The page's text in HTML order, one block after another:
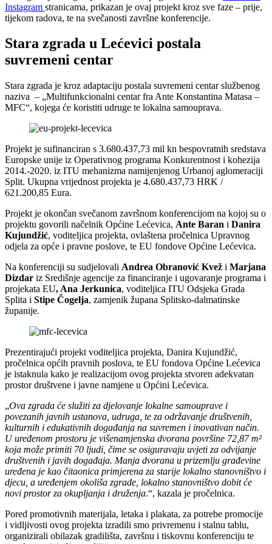
Instagram stranicama, prikazan je ovaj projekt kroz sve faze – prije,
tijekom radova, te na svečanosti završne konferencije.
Stara zgrada u Lećevici postala
suvremeni centar
Stara zgrada je kroz adaptaciju postala suvremeni centar službenog
naziva – „Multifunkcionalni centar fra Ante Konstantina Matasa –
MFC“, kojega će koristiti udruge te lokalna samouprava.
Projekt je sufinanciran s 3.680.437,73 mil kn bespovratnih sredstava
Europske unije iz Operativnog programa Konkurentnost i kohezija
2014.-2020. iz ITU mehanizma namijenjenog Urbanoj aglomeraciji
Split. Ukupna vrijednost projekta je 4.680.437,73 HRK /
621.200,85 Eura.
Projekt je okončan svečanom završnom konferencijom na kojoj su o
projektu govorili načelnik Općine Lećevica, Ante Baran i Danira
Kujundžić, voditeljica projekta, ovlaštena pročelnica Upravnog
odjela za opće i pravne poslove, te EU fondove Općine Lećevica.
Na konferenciji su sudjelovali Andrea Obranović Kvež i Marjana
Dizdar iz Središnje agencije za financiranje i ugovaranje programa i
projekata EU, Ana Jerkunica, voditeljica ITU Odsjeka Grada
Splita i Stipe Čogelja, zamjenik župana Splitsko-dalmatinske
županije.
Prezentirajući projekt voditeljica projekta, Danira Kujundžić,
pročelnica općih pravnih poslova, te EU fondova Općine Lećevica
je istaknula kako je realizacijom ovog projekta stvoren adekvatan
prostor društvene i javne namjene u Općini Lećevica.
„Ova zgrada će služiti za djelovanje lokalne samouprave i
povezanih javnih ustanova, udruga, te za održavanje društvenih,
kulturnih i edukativnih događanja na suvremen i inovativan način.
U uređenom prostoru je višenamjenska dvorana površine 72,87 m²
koja može primiti 70 ljudi, čime se osiguravaju uvjeti za odvijanje
društvenih i javih događaja. Manja dvorana u prizemlju građevine
uređena je kao čitaonica primjerena za starije lokalno stanovništvo i
djecu, a uređenjem okoliša zgrade, lokalno stanovništvo dobit će
novi prostor za okupljanja i druženja.“, kazala je pročelnica.
Pored promotivnih materijala, letaka i plakata, za potrebe promocije
i vidljivosti ovog projekta izradili smo privremenu i stalnu tablu,
organizirali obilazak gradilišta, završnu i tiskovnu konferenciju te